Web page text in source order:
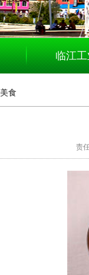
临江
美食
责